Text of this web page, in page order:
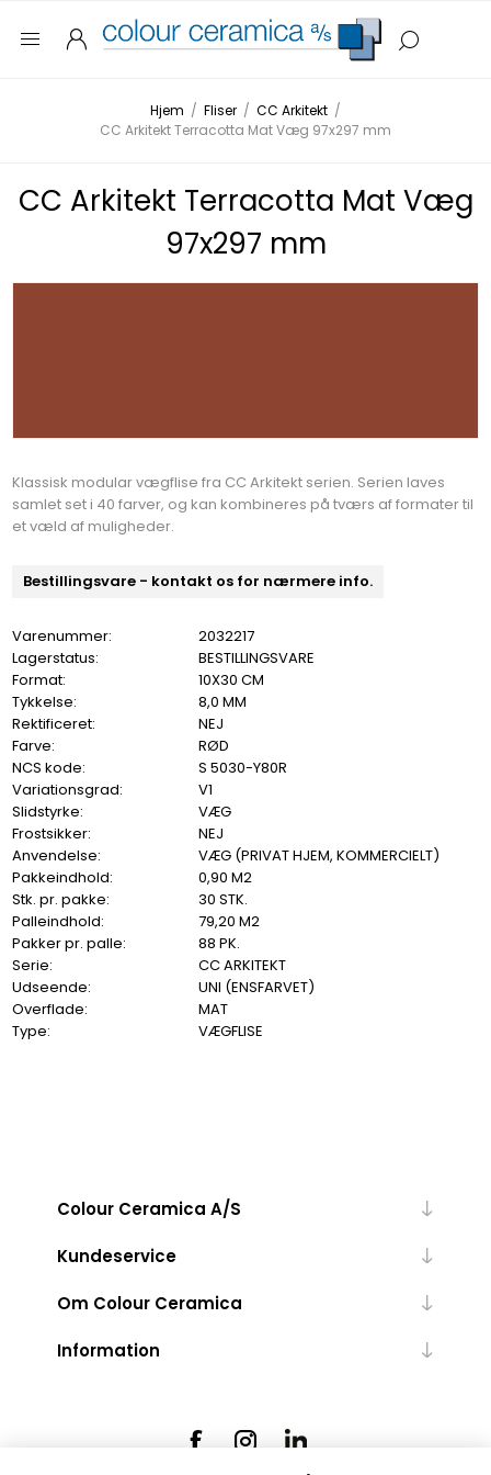
Hjem / Fliser / CC Arkitekt /
CC Arkitekt Terracotta Mat Væg 97x297 mm
CC Arkitekt Terracotta Mat Væg
97x297 mm
Klassisk modular vægflise fra CC Arkitekt serien. Serien laves
samlet set i 40 farver, og kan kombineres på tværs af formater til
et væld af muligheder.
Bestillingsvare - kontakt os for nærmere info.
Varenummer:
2032217
Lagerstatus:
BESTILLINGSVARE
Format:
10X30 CM
Tykkelse:
8,0 MM
Rektificeret:
NEJ
Farve:
RØD
NCS kode:
S 5030-Y80R
Variationsgrad:
V1
Slidstyrke:
VÆG
Frostsikker:
NEJ
Anvendelse:
VÆG (PRIVAT HJEM, KOMMERCIELT)
Pakkeindhold:
0,90 M2
Stk. pr. pakke:
30 STK.
Palleindhold:
79,20 M2
Pakker pr. palle:
88 PK.
Serie:
CC ARKITEKT
Udseende:
UNI (ENSFARVET)
Overflade:
MAT
Type:
VÆGFLISE
Colour Ceramica A/S
Kundeservice
Om Colour Ceramica
Information